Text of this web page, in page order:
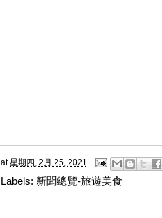
at星期四, 2月 25, 2021
Labels: 新聞總覽-旅遊美食